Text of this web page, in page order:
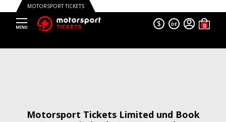
MOTORSPORT TICKETS
$ DE
Motorsport Tickets Limited und Book